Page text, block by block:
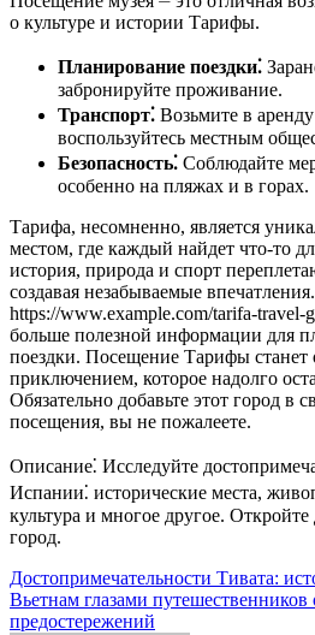
о культуре и истории Тарифы.
Планирование поездки⁚
забронируйте проживание.
Транспорт⁚ Возьмите в
воспользуйтесь местным
Безопасность⁚ Соблюдайте
особенно на пляжах и в горах.
Тарифа, несомненно, является
местом, где каждый найдет что-то
история, природа и спорт
создавая незабываемые
https://www.example.com/tarifa-travel-
больше полезной информации для
поездки. Посещение Тарифы
приключением, которое надолго
Обязательно добавьте этот город в
посещения, вы не пожалеете.
Описание⁚ Исследуйте
Испании⁚ исторические места,
культура и многое другое.
город.
Навигация
по
Достопримечательности Тивата:
Вьетнам глазами путешественников
предостережений